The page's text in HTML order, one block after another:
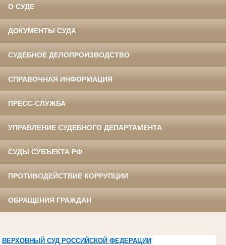
О СУДЕ
ДОКУМЕНТЫ СУДА
СУДЕБНОЕ ДЕЛОПРОИЗВОДСТВО
СПРАВОЧНАЯ ИНФОРМАЦИЯ
ПРЕСС-СЛУЖБА
УПРАВЛЕНИЕ СУДЕБНОГО ДЕПАРТАМЕНТА
СУДЫ СУБЪЕКТА РФ
ПРОТИВОДЕЙСТВИЕ КОРРУПЦИИ
ОБРАЩЕНИЯ ГРАЖДАН
ВЕРХОВНЫЙ СУД РОССИЙСКОЙ ФЕДЕРАЦИИ